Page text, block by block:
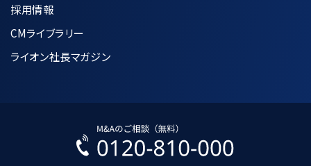
必要な範囲内で正確かつ最新の状態に
保つように努めます。
合理的な安全対策の措置を講じます。
入力された個人情報に関しては、SSL技
術を用いて暗号化して送受信します。
採用情報
CMライブラリー
ライオン社長マガジン